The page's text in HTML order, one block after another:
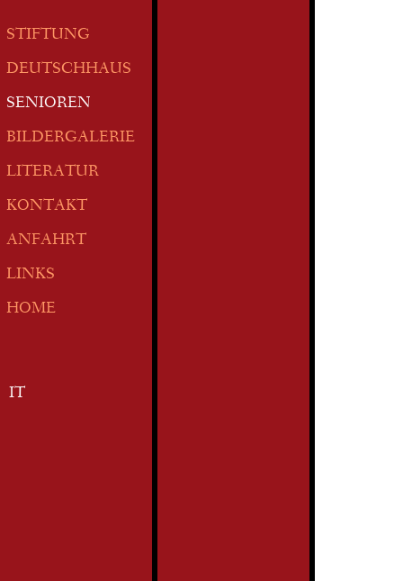
STIFTUNG
DEUTSCHHAUS
SENIOREN
BILDERGALERIE
LITERATUR
KONTAKT
ANFAHRT
LINKS
HOME
IT